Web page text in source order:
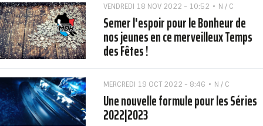
VENDREDI 18 NOV 2022 - 10:52 N / C
Semer l'espoir pour le Bonheur de
nos jeunes en ce merveilleux Temps
des Fêtes !
MERCREDI 19 OCT 2022 - 8:46 N / C
Une nouvelle formule pour les Séries
2022|2023